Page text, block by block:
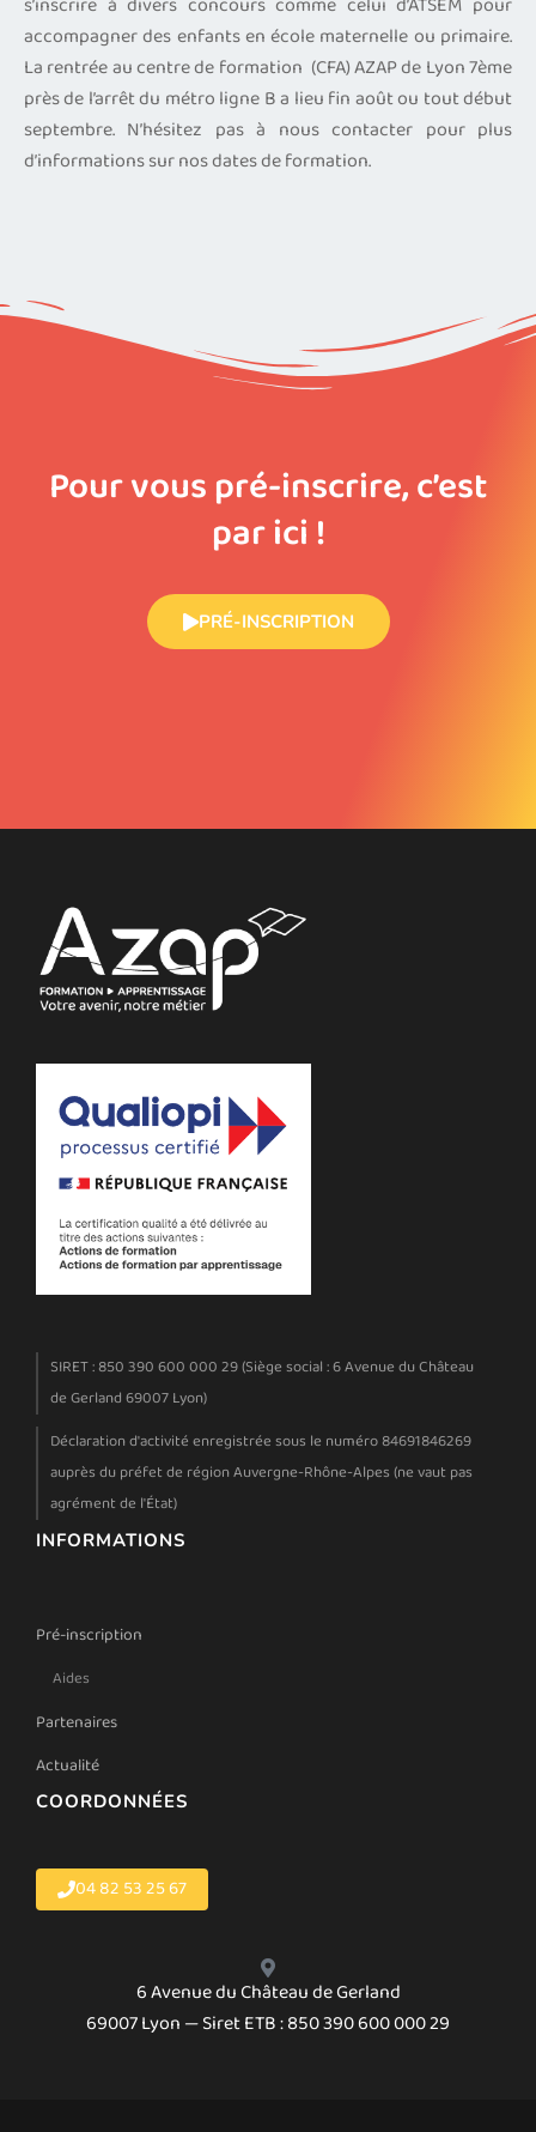
accompagner des enfants en école maternelle ou primaire.
La rentrée au centre de formation (CFA) AZAP de Lyon 7ème
près de l’arrêt du métro ligne B a lieu fin août ou tout début
septembre. N’hésitez pas à nous contacter pour plus
d’informations sur nos dates de formation.
Pour vous pré-inscrire, c’est
par ici !
PRÉ-INSCRIPTION
SIRET : 850 390 600 000 29 (Siège social : 6 Avenue du Château
de Gerland 69007 Lyon)
Déclaration d'activité enregistrée sous le numéro 84691846269
auprès du préfet de région Auvergne-Rhône-Alpes (ne vaut pas
agrément de l'État)
INFORMATIONS
Pré-inscription
Aides
Partenaires
Actualité
COORDONNÉES
04 82 53 25 67
6 Avenue du Château de Gerland
69007 Lyon — Siret ETB : 850 390 600 000 29